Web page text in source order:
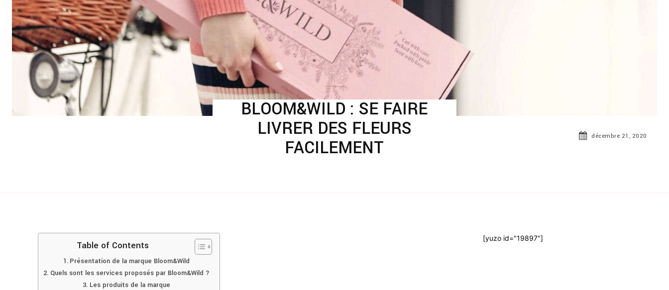
BLOOM&WILD : SE FAIRE
LIVRER DES FLEURS
FACILEMENT
décembre 21, 2020
Table of Contents
Présentation de la marque Bloom&Wild
Quels sont les services proposés par Bloom&Wild ?
Les produits de la marque
[yuzo id="19897"]